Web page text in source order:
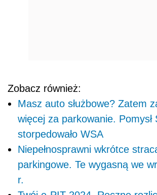
Zobacz również:
Masz auto służbowe? Zatem
więcej za parkowanie. Pomysł
storpedowało WSA
Niepełnosprawni wkrótce
parkingowe. Te wygasną we
r.